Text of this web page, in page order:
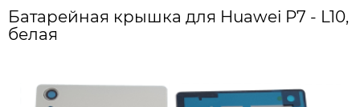
Батарейная крышка для Huawei P7 - L10,
белая